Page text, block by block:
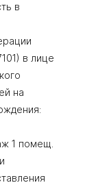
в
в лице
на
1 помещ.